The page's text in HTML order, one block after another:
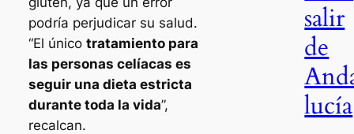
podría perjudicar su salud.
“El único tratamiento para
las personas celíacas es
seguir una dieta estricta
durante toda la vida”,
recalcan.
salir
de
lucía